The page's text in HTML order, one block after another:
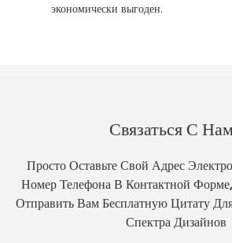
экономически выгоден.
Связаться С
Просто Оставьте Свой Адрес
Номер Телефона В Контактной
Отправить Вам Бесплатную Цитату
Спектра Дизайнов